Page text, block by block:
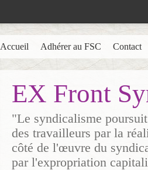
EX Front
"Le syndicalisme
des travailleurs par la
côté de l'œuvre du
par l'expropriation
Accueil Adhérer au FSC Contact